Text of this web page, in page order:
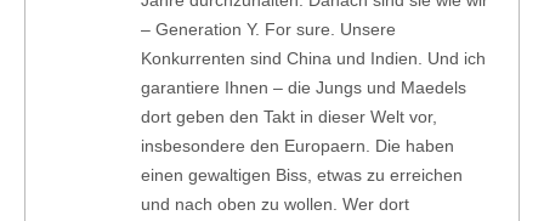
– Generation Y. For sure. Unsere
Konkurrenten sind China und Indien. Und ich
garantiere Ihnen – die Jungs und Maedels
dort geben den Takt in dieser Welt vor,
insbesondere den Europaern. Die haben
einen gewaltigen Biss, etwas zu erreichen
und nach oben zu wollen. Wer dort